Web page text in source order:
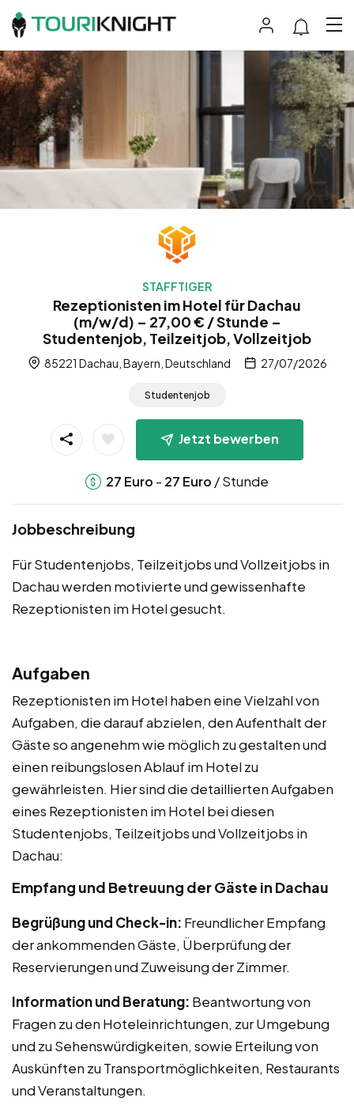
STAFFTIGER
Rezeptionisten im Hotel für Dachau
(m/w/d) – 27,00 € / Stunde –
Studentenjob, Teilzeitjob, Vollzeitjob
85221 Dachau, Bayern, Deutschland 27/07/2026
Studentenjob
Jetzt bewerben
27 Euro - 27 Euro / Stunde
Jobbeschreibung
Für Studentenjobs, Teilzeitjobs und Vollzeitjobs in
Dachau werden motivierte und gewissenhafte
Rezeptionisten im Hotel gesucht.
Aufgaben
Rezeptionisten im Hotel haben eine Vielzahl von
Aufgaben, die darauf abzielen, den Aufenthalt der
Gäste so angenehm wie möglich zu gestalten und
einen reibungslosen Ablauf im Hotel zu
gewährleisten. Hier sind die detaillierten Aufgaben
eines Rezeptionisten im Hotel bei diesen
Studentenjobs, Teilzeitjobs und Vollzeitjobs in
Dachau:
Empfang und Betreuung der Gäste in Dachau
Begrüßung und Check-in: Freundlicher Empfang
der ankommenden Gäste, Überprüfung der
Reservierungen und Zuweisung der Zimmer.
Information und Beratung: Beantwortung von
Fragen zu den Hoteleinrichtungen, zur Umgebung
und zu Sehenswürdigkeiten, sowie Erteilung von
Auskünften zu Transportmöglichkeiten, Restaurants
und Veranstaltungen.